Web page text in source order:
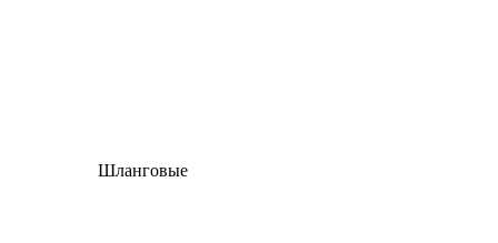
Шланговые